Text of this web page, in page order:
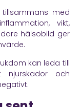
med
vikt,
hälsobild ger
kan leda till
och